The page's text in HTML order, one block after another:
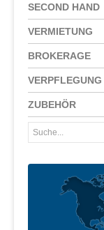
SECOND HAND
VERMIETUNG
BROKERAGE
VERPFLEGUNG
ZUBEHÖR